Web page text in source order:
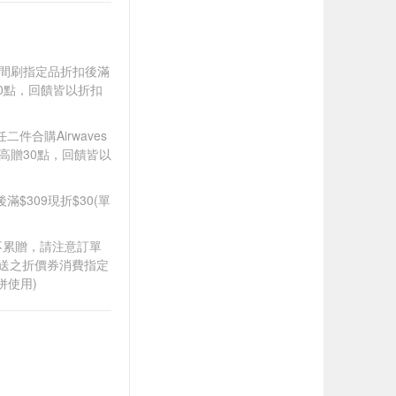
刷指定品折扣後滿
，回饋皆以折扣
二件合購Airwaves
贈30點，回饋皆以
滿$309現折$30(單
贈，請注意訂單
之折價券消費指定
使用)